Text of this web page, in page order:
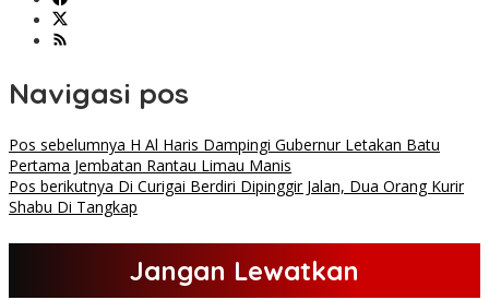
Navigasi pos
Pos sebelumnya H Al Haris Dampingi Gubernur Letakan Batu
Pertama Jembatan Rantau Limau Manis
Pos berikutnya Di Curigai Berdiri Dipinggir Jalan, Dua Orang Kurir
Shabu Di Tangkap
Jangan Lewatkan